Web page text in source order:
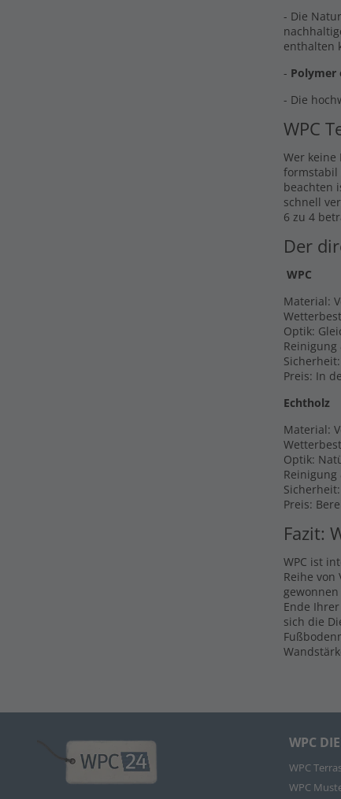
- Die
enthalten
- Polymer
- Die
WPC
Wer keine
formstabil
beachten
schnell
6 zu 4
Der
WPC
Material:
Optik:
Preis: In
Echtholz
Material:
Optik:
Preis:
Fazit:
WPC ist
Reihe von
Ende
sich die
WPC
WPC
WPC